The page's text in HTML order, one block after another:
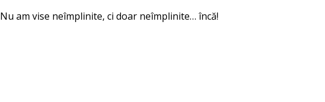
Nu am vise neîmplinite, ci doar neîmplinite… încă!